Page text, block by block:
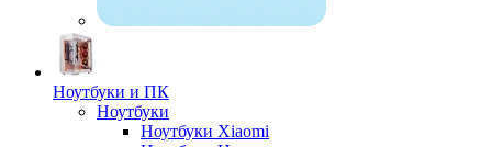
Ноутбуки и ПК
Ноутбуки
Ноутбуки Xiaomi